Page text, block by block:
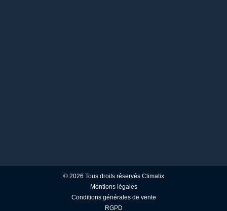
© 2026 Tous droits réservés Climatix
Mentions légales
Conditions générales de vente
RGPD